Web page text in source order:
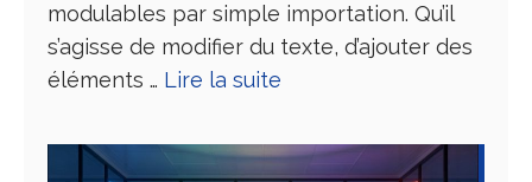
modulables par simple importation. Qu’il
s’agisse de modifier du texte, d’ajouter des
éléments … Lire la suite